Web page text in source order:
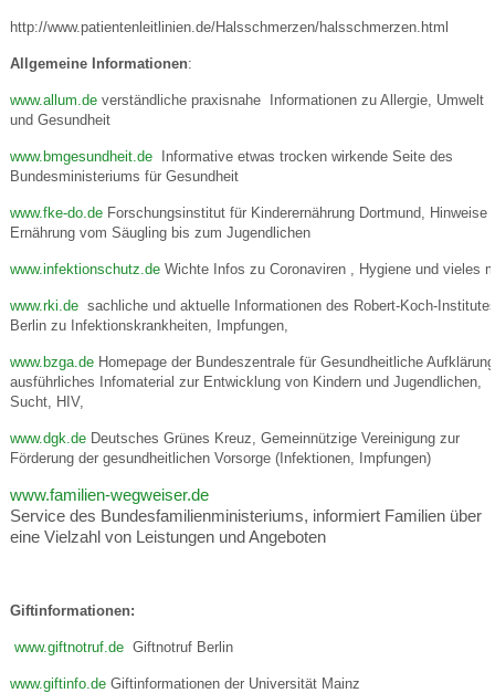
http://www.patientenleitlinien.de/Halsschmerzen/halsschmerzen.html
Allgemeine Informationen:
www.allum.deverständliche praxisnahe Informationen zu Allergie, Umwelt
und Gesundheit
www.bmgesundheit.deInformative etwas trocken wirkende Seite des
Bundesministeriums für Gesundheit
www.fke-do.deForschungsinstitut für Kinderernährung Dortmund, Hinweise
Ernährung vom Säugling bis zum Jugendlichen
www.infektionschutz.deWichte Infos zu Coronaviren , Hygiene und vieles
www.rki.desachliche und aktuelle Informationen des Robert-Koch-
Berlin zu Infektionskrankheiten, Impfungen,
www.bzga.deHomepage der Bundeszentrale für Gesundheitliche
ausführliches Infomaterial zur Entwicklung von Kindern und Jugendlichen,
Sucht, HIV,
www.dgk.deDeutsches Grünes Kreuz, Gemeinnützige Vereinigung zur
Förderung der gesundheitlichen Vorsorge (Infektionen, Impfungen)
www.familien-wegweiser.de
Service des Bundesfamilienministeriums, informiert Familien über
eine Vielzahl von Leistungen und Angeboten
Giftinformationen:
www.giftnotruf.deGiftnotruf Berlin
www.giftinfo.deGiftinformationen der Universität Mainz